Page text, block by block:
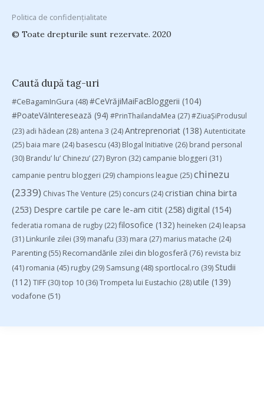
Politica de confidențialitate
© Toate drepturile sunt rezervate. 2020
Caută după tag-uri
#CeBagamInGura (48)#CeVrăjiMaiFacBloggerii (104)
#PoateVăInteresează (94) #PrinThailandaMea (27)#ZiuaȘiProdusul
(23) adi hădean (28) antena 3 (24)Antreprenoriat (138) Autenticitate
(25) baia mare (24) basescu (43) Blogal Initiative (26) brand personal
(30) Brandu’ lu’ Chinezu’ (27) Byron (32) campanie bloggeri (31)
campanie pentru bloggeri (29) champions league (25)chinezu
(2339) Chivas The Venture (25) concurs (24)cristian china birta
(253) Despre cartile pe care le-am citit (258) digital (154)
federatia romana de rugby (22)filosofice (132) heineken (24) leapsa
(31) Linkurile zilei (39) manafu (33) mara (27) marius matache (24)
Parenting (55) Recomandările zilei din blogosferă (76) revista biz
(41) romania (45) rugby (29) Samsung (48) sportlocal.ro (39) Studii
(112) TIFF (30)top 10 (36)Trompeta lui Eustachio (28)utile (139)
vodafone (51)